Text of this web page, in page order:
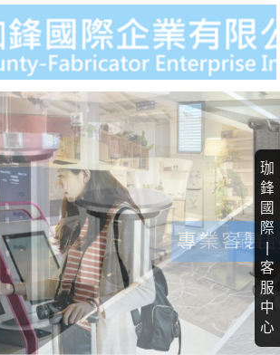
珈
鋒
國
際
|
客
服
中
心